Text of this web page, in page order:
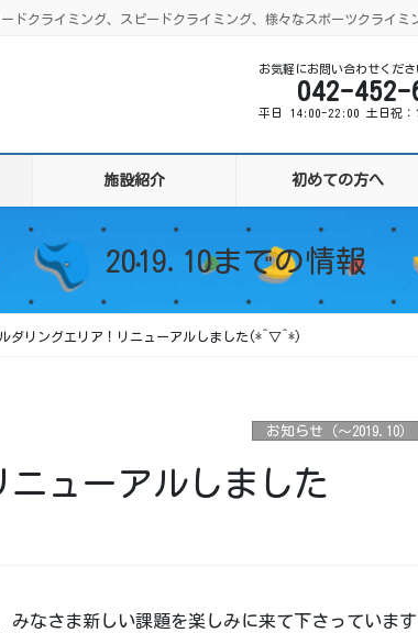
ドクライミング、スピードクライミング、様々なスポーツクライミ
お気軽にお問い合わせくださ
042-452-
平日 14:00-22:00 土日祝
施設紹介 初めての方へ
2019.10までの情報
ダリングエリア！リニューアルしました(*^▽^*)
お知らせ（〜2019.10）
ューアルしました
みなさま新しい課題を楽しみに来て下さっています